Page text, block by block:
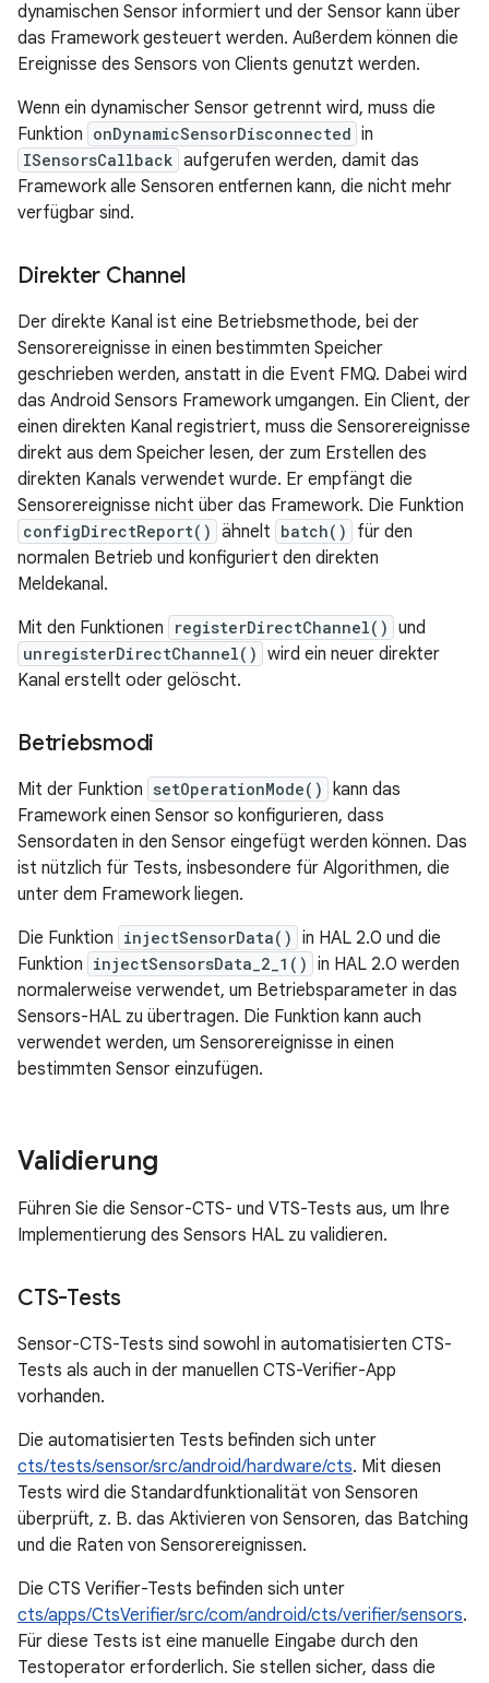
dynamischen Sensor informiert und der Sensor kann über
das Framework gesteuert werden. Außerdem können die
Ereignisse des Sensors von Clients genutzt werden.
Wenn ein dynamischer Sensor getrennt wird, muss die
Funktion onDynamicSensorDisconnected in
ISensorsCallback aufgerufen werden, damit das
Framework alle Sensoren entfernen kann, die nicht mehr
verfügbar sind.
Direkter Channel
Der direkte Kanal ist eine Betriebsmethode, bei der
Sensorereignisse in einen bestimmten Speicher
geschrieben werden, anstatt in die Event FMQ. Dabei wird
das Android Sensors Framework umgangen. Ein Client, der
einen direkten Kanal registriert, muss die Sensorereignisse
direkt aus dem Speicher lesen, der zum Erstellen des
direkten Kanals verwendet wurde. Er empfängt die
Sensorereignisse nicht über das Framework. Die Funktion
configDirectReport() ähnelt batch()
für den
normalen Betrieb und konfiguriert den direkten
Meldekanal.
Mit den Funktionen
registerDirectChannel() und
unregisterDirectChannel() wird ein neuer direkter
Kanal erstellt oder gelöscht.
Betriebsmodi
Mit der Funktion setOperationMode() kann das
Framework einen Sensor so konfigurieren, dass
Sensordaten in den Sensor eingefügt werden können. Das
ist nützlich für Tests, insbesondere für Algorithmen, die
unter dem Framework liegen.
Die Funktion injectSensorData() in HAL 2.0 und die
Funktion injectSensorsData_2_1() in HAL 2.0 werden
normalerweise verwendet, um Betriebsparameter in das
Sensors-HAL zu übertragen. Die Funktion kann auch
verwendet werden, um Sensorereignisse in einen
bestimmten Sensor einzufügen.
Validierung
Führen Sie die Sensor-CTS- und VTS-Tests aus, um Ihre
Implementierung des Sensors HAL zu validieren.
CTS-Tests
Sensor-CTS-Tests sind sowohl in automatisierten CTS-
Tests als auch in der manuellen CTS-Verifier-App
vorhanden.
Die automatisierten Tests befinden sich unter
cts/tests/sensor/src/android/hardware/cts. Mit diesen
Tests wird die Standardfunktionalität von Sensoren
überprüft, z. B. das Aktivieren von Sensoren, das Batching
und die Raten von Sensorereignissen.
Die CTS Verifier-Tests befinden sich unter
cts/apps/CtsVerifier/src/com/android/cts/verifier/sensors.
Für diese Tests ist eine manuelle Eingabe durch den
Testoperator erforderlich. Sie stellen sicher, dass die